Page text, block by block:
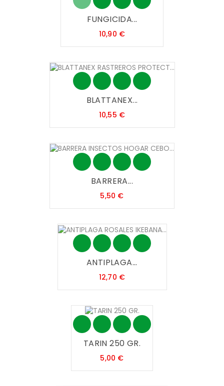
FUNGICIDA...
10,90 €Precio
BLATTANEX...
10,55 €Precio
BARRERA...
5,50 €Precio
ANTIPLAGA...
12,70 €Precio
TARIN 250 GR.
5,00 €Precio